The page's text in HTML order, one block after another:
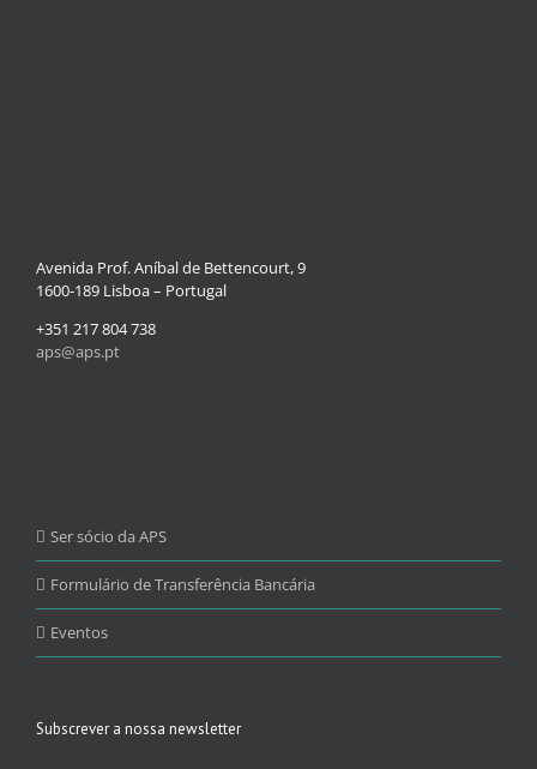
Avenida Prof. Aníbal de Bettencourt, 9
1600-189 Lisboa – Portugal
+351 217 804 738
aps@aps.pt
Ser sócio da APS
Formulário de Transferência Bancária
Eventos
Subscrever a nossa newsletter